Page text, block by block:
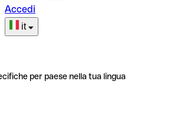
Accedi
it
per paese nella tua lingua